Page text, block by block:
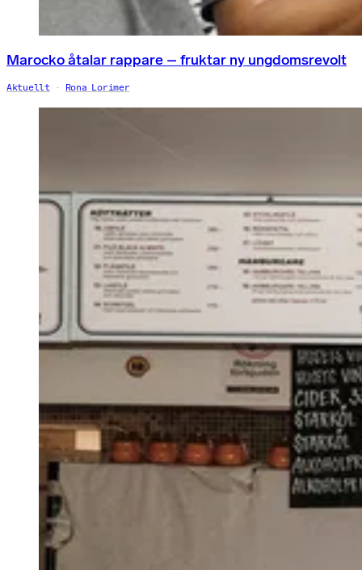
Marocko åtalar rappare – fruktar ny ungdomsrevolt
Aktuellt Rona Lorimer